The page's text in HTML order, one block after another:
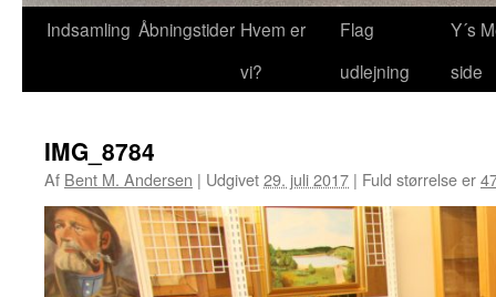
Hop
Indsamling Åbningstider Hvem er
vi?
Flag
udlejning
Y´s
side
IMG_8784
Af Bent M. Andersen | Udgivet29. juli 2017 | Fuld størrelse er